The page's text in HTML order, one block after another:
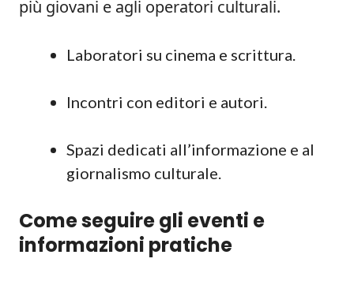
più giovani e agli operatori culturali.
Laboratori su cinema e scrittura.
Incontri con editori e autori.
Spazi dedicati all’informazione e al
giornalismo culturale.
Come seguire gli eventi e
informazioni pratiche